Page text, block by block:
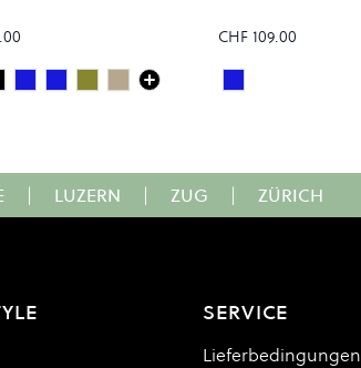
Grey
Black
Navy Blue
Steel Blue
Dusty Olive
Faded Khaki
CHF 109.00
Colour
Navy
| LUZERN | ZUG | ZÜRICH
SERVICE
Lieferbedingungen